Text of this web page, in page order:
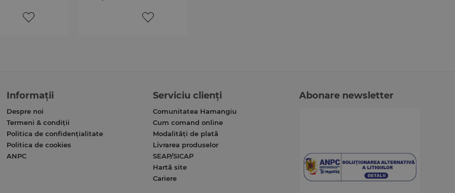
Informații
Despre noi
Termeni & condiții
Politica de confidențialitate
Politica de cookies
ANPC
Serviciu clienți
Comunitatea Hamangiu
Cum comand online
Modalități de plată
Livrarea produselor
SEAP/SICAP
Hartă site
Cariere
Abonare newsletter